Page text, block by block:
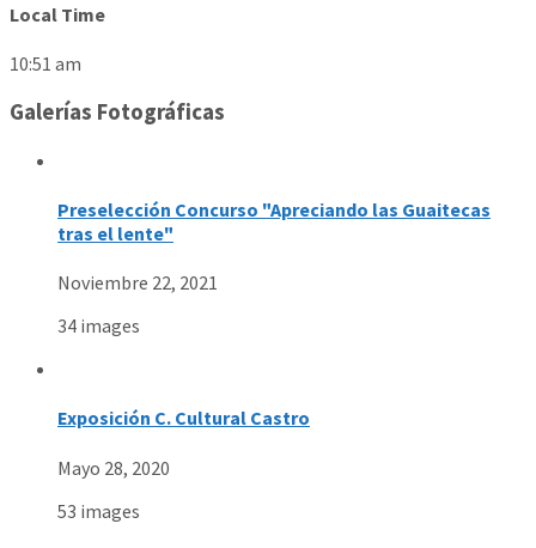
Local Time
10:51 am
Galerías Fotográficas
Preselección Concurso "Apreciando las Guaitecas
tras el lente"
Noviembre 22, 2021
34 images
Exposición C. Cultural Castro
Mayo 28, 2020
53 images